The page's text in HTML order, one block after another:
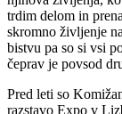
trdim delom in
skromno življenje
bistvu pa so si vsi
čeprav je povsod
Pred leti so
razstavo Expo v